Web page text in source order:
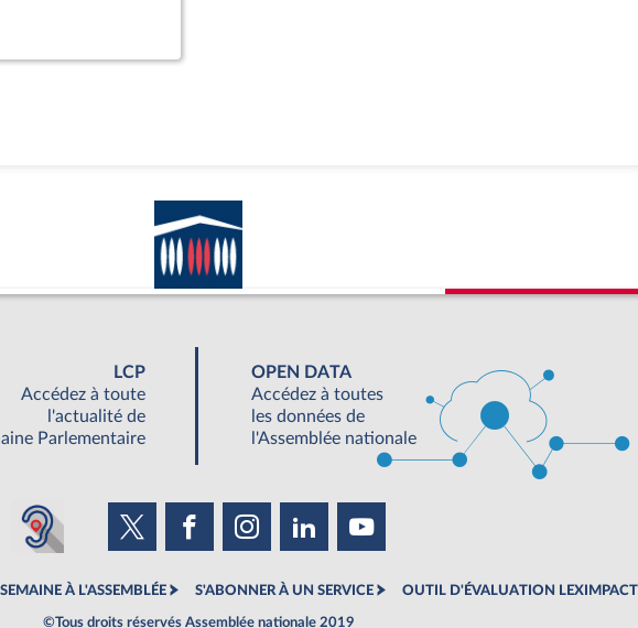
LCP
Accédez à toute
l'actualité de
Parlementaire
OPEN DATA
Accédez à toutes
les données de
l'Assemblée nationale
À L'ASSEMBLÉE S'ABONNER À UN SERVICE OUTIL D'ÉVALUATION LEXIMPACT
©Tous droits réservés Assemblée nationale 2019